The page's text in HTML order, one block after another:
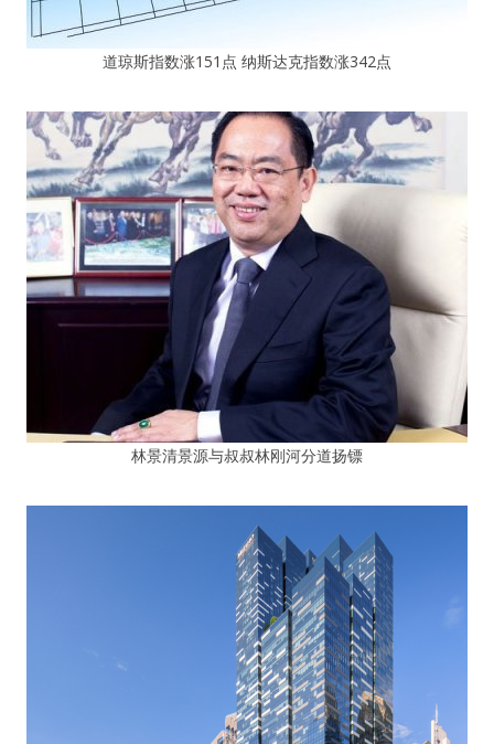
道琼斯指数涨151点 纳斯达克指数涨342点
林景清景源与叔叔林刚河分道扬镖